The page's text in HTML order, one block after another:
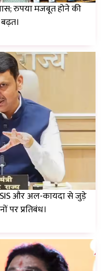
रुपया मजबूत होने की
ISIS और अल-कायदा से जुड़े
पर प्रतिबंध।